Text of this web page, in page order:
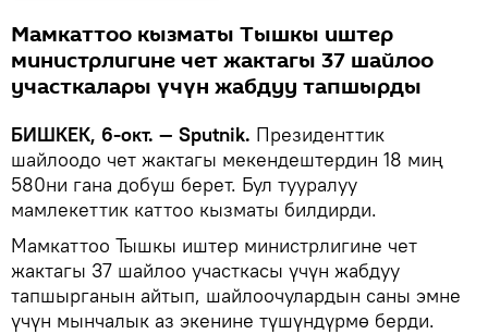
Мамкаттоо кызматы Тышкы иштер
министрлигине чет жактагы 37 шайлоо
участкалары үчүн жабдуу тапшырды
БИШКЕК, 6-окт. — Sputnik. Президенттик
шайлоодо чет жактагы мекендештердин 18 миң
580ни гана добуш берет. Бул тууралуу
мамлекеттик каттоо кызматы билдирди.
Мамкаттоо Тышкы иштер министрлигине чет
жактагы 37 шайлоо участкасы үчүн жабдуу
тапшырганын айтып, шайлоочулардын саны эмне
үчүн мынчалык аз экенине түшүндүрмө берди.